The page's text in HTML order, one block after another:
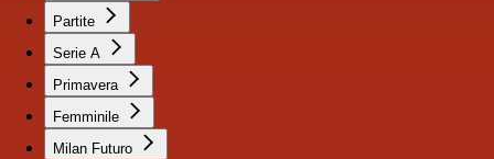
Partite
Serie A
Primavera
Femminile
Milan Futuro